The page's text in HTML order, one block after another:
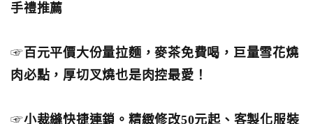
手禮推薦
☞ 百元平價大份量拉麵，麥茶免費喝，巨量雪花燒
肉必點，厚切叉燒也是肉控最愛！
☞小裁縫快捷連鎖。精緻修改50元起、客製化服裝